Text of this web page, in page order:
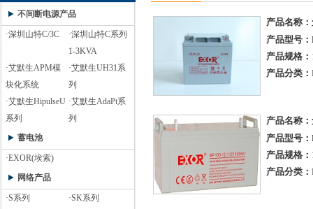
不间断电源产品
·深圳山特C/3C
·深圳山特C系列
1-3KVA
·艾默生APM模
块化系统
·艾默生UH31系
列
·艾默生HipulseU
系列
·艾默生AdaPt系
列
蓄电池
·EXOR(埃索)
网络产品
·S系列
·SK系列
产品名称
产品型号
产品规格：
产品分类：
产品名称
产品型号
产品规格：
产品分类：